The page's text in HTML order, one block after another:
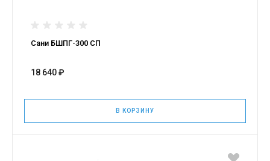
Сани БШПГ-300 СП
18 640 ₽
В КОРЗИНУ